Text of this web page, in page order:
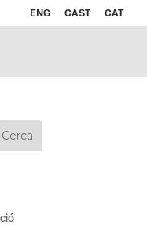
ENG CAST CAT